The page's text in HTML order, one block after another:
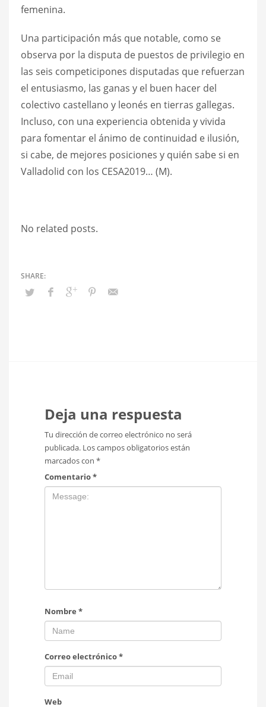
femenina.
Una participación más que notable, como se
observa por la disputa de puestos de privilegio en
las seis competicipones disputadas que refuerzan
el entusiasmo, las ganas y el buen hacer del
colectivo castellano y leonés en tierras gallegas.
Incluso, con una experiencia obtenida y vivida
para fomentar el ánimo de continuidad e ilusión,
si cabe, de mejores posiciones y quién sabe si en
Valladolid con los CESA2019… (M).
No related posts.
Deja una respuesta
Tu dirección de correo electrónico no será
publicada. Los campos obligatorios están
marcados con *
Comentario*
Nombre *
Correo electrónico*
Web